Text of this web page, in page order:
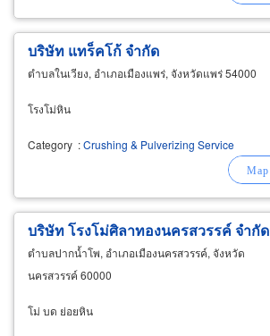
บริษัท แทร็คโก้ จำกัด
ตำบลในเวียง, อำเภอเมืองแพร่, จังหวัดแพร่ 54000
โรงโม่หิน
Category :Crushing & Pulverizing Service
บริษัท โรงโม่ศิลาทองนครสวรรค์ จำกัด
ตำบลปากน้ำโพ, อำเภอเมืองนครสวรรค์, จังหวัด
นครสวรรค์ 60000
โม่ บด ย่อยหิน